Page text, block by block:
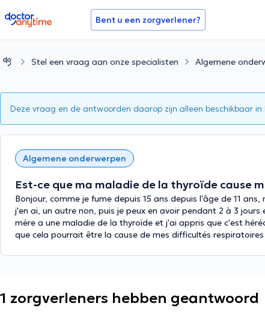
doctoranytime Bent u een zorgverlener?
Stel een vraag aan onze specialisten Algemene
Deze vraag en de antwoorden daarop zijn alleen beschikbaar in
Algemene onderwerpen
Est-ce que ma maladie de la thyroïde cause
Bonjour, comme je fume depuis 15 ans depuis l'âge de 11
j'en ai, un autre non, puis je peux en avoir pendant 2 à 3
mère a une maladie de la thyroïde et j'ai appris que c'est
que cela pourrait être la cause de mes difficultés
1 zorgverleners hebben geantwoord